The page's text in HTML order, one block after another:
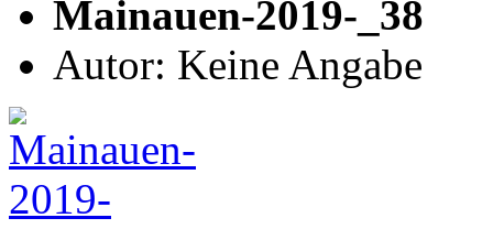
Mainauen-2019-_38
Autor: Keine Angabe